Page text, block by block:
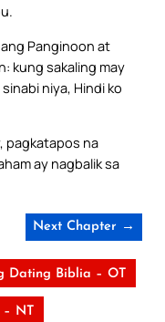
Panginoon at
kung sakaling may
niya, Hindi ko
pagkatapos na
ay nagbalik sa
Next Chapter →
Dating Biblia – OT
NT